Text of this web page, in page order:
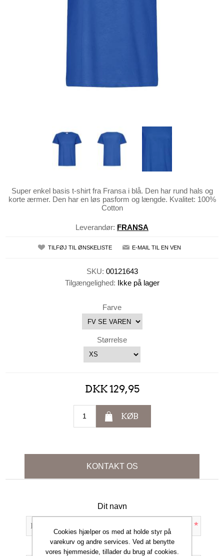
Super enkel basis t-shirt fra Fransa i blå. Den har rund hals og
korte ærmer. Den har en løs pasform og længde. Kvalitet: 100%
Cotton
Leverandør: FRANSA
TILFØJ TIL ØNSKELISTE E-MAIL TIL EN VEN
SKU: 00121643
Tilgængelighed: Ikke på lager
Farve
Størrelse
DKK 129,95
KØB
KONTAKT OS
Dit navn
*
Din e-mail
Cookies hjælper os med at holde styr på
varekurv og andre services. Ved at benytte
vores hjemmeside, tillader du brug af cookies.